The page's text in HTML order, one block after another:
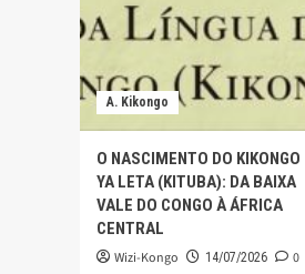
A. Kikongo
O NASCIMENTO DO KIKONGO
YA LETA (KITUBA): DA BAIXA
VALE DO CONGO À ÁFRICA
CENTRAL
Wizi-Kongo 14/07/2026 0